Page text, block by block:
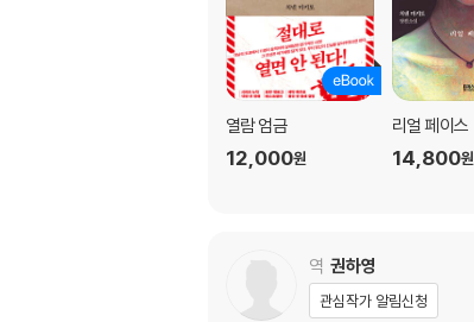
열람 엄금
12,000원
리얼 페이스
14,800원
역 권하영
관심작가 알림신청